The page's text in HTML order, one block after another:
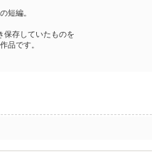
短編。
存していたものを
品です。